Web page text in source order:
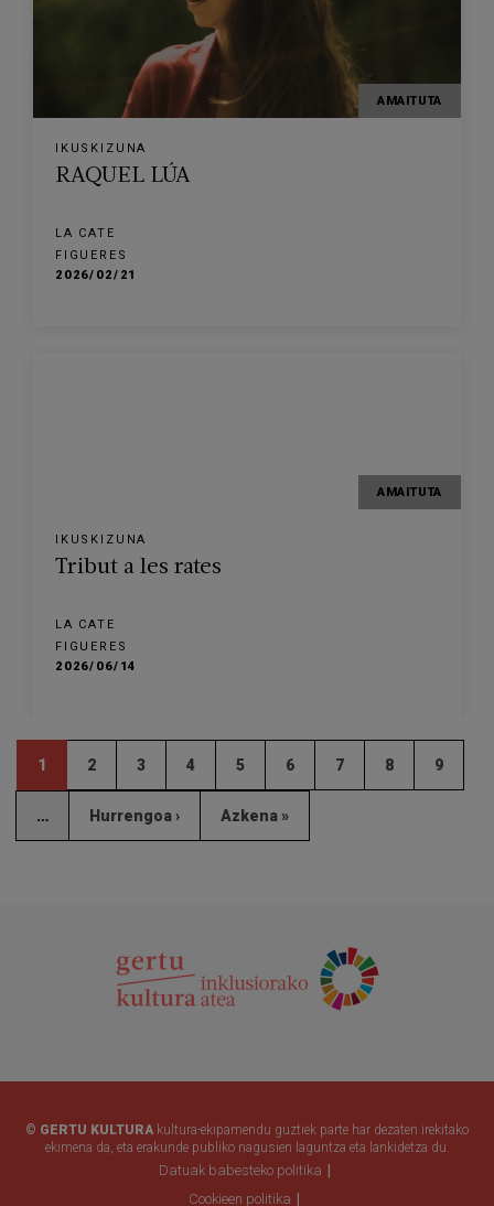
AMAITUTA
IKUSKIZUNA
RAQUEL LÚA
LA CATE
FIGUERES
2026/02/21
AMAITUTA
IKUSKIZUNA
Tribut a les rates
LA CATE
FIGUERES
2026/06/14
1 2 3 4 5 6 7 8 9
… Hurrengoa › Azkena »
© GERTU KULTURA kultura-ekipamendu guztiek parte har dezaten irekitako
ekimena da, eta erakunde publiko nagusien laguntza eta lankidetza du.
Datuak babesteko politika
Cookieen politika